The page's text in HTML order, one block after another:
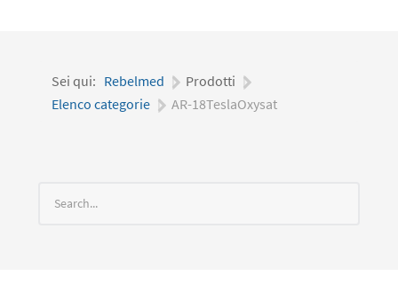
Sei qui: Rebelmed | Prodotti |
Elenco categorie | AR-18TeslaOxysat